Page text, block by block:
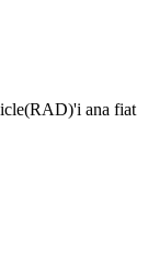
ana fiat